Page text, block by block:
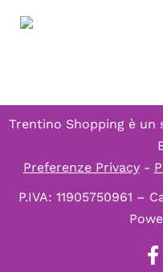
Trentino Shopping è un
Preferenze Privacy-
P.IVA: 11905750961 –